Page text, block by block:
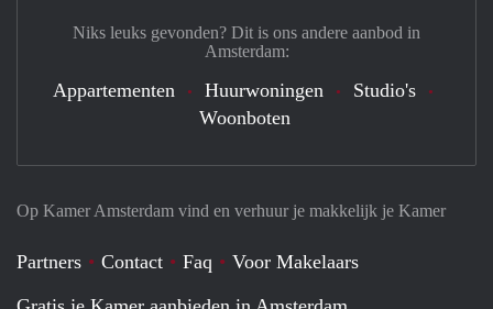
Op Kamer Amsterdam vind en verhuur je makkelijk je Kamer
Partners Contact Faq
Voor Makelaars
Niks leuks gevonden? Dit is ons andere aanbod in
Amsterdam:
Appartementen Huurwoningen
Studio's
Woonboten